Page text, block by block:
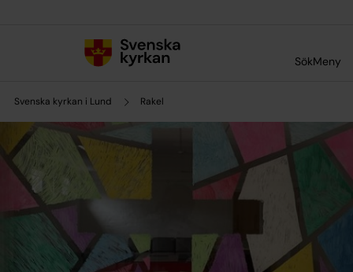
SökMeny
Svenska kyrkan i Lund Rakel